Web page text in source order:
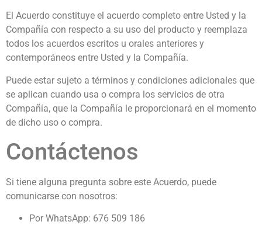
El Acuerdo constituye el acuerdo completo entre Usted y la
Compañía con respecto a su uso del producto y reemplaza
todos los acuerdos escritos u orales anteriores y
contemporáneos entre Usted y la Compañía.
Puede estar sujeto a términos y condiciones adicionales que
se aplican cuando usa o compra los servicios de otra
Compañía, que la Compañía le proporcionará en el momento
de dicho uso o compra.
Contáctenos
Si tiene alguna pregunta sobre este Acuerdo, puede
comunicarse con nosotros:
Por WhatsApp: 676 509 186